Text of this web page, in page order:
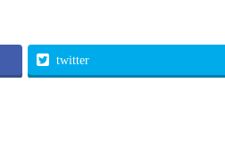
twitter